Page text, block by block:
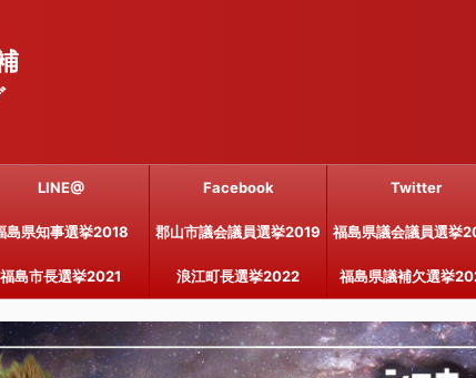
LINE@ Facebook Twitter
島県知事選挙2018 郡山市議会議員選挙2019 福島県議会議員選挙
福島市長選挙2021 浪江町長選挙2022 福島県議補欠選挙